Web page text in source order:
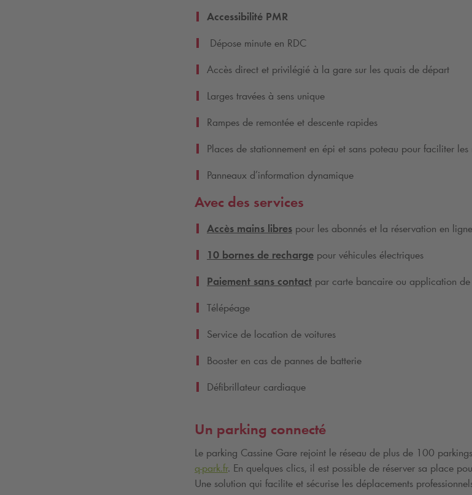
Accessibilité PMR
Dépose minute en RDC
Accès direct et privilégié à la gare sur les quais de départ
Larges travées à sens unique
Rampes de remontée et descente rapides
Places de stationnement en épi et sans poteau pour faciliter
Panneaux d’information dynamique
Avec des services
Accès mains libres pour les abonnés et la réservation en
10 bornes de recharge pour véhicules électriques
Paiement sans contact par carte bancaire ou application
Télépéage
Service de location de voitures
Booster en cas de pannes de batterie
Défibrillateur cardiaque
Un parking connecté
Le parking Cassine Gare rejoint le réseau de plus de 100 parkings
q-park.fr. En quelques clics, il est possible de réserver sa place
Une solution qui facilite et sécurise les déplacements